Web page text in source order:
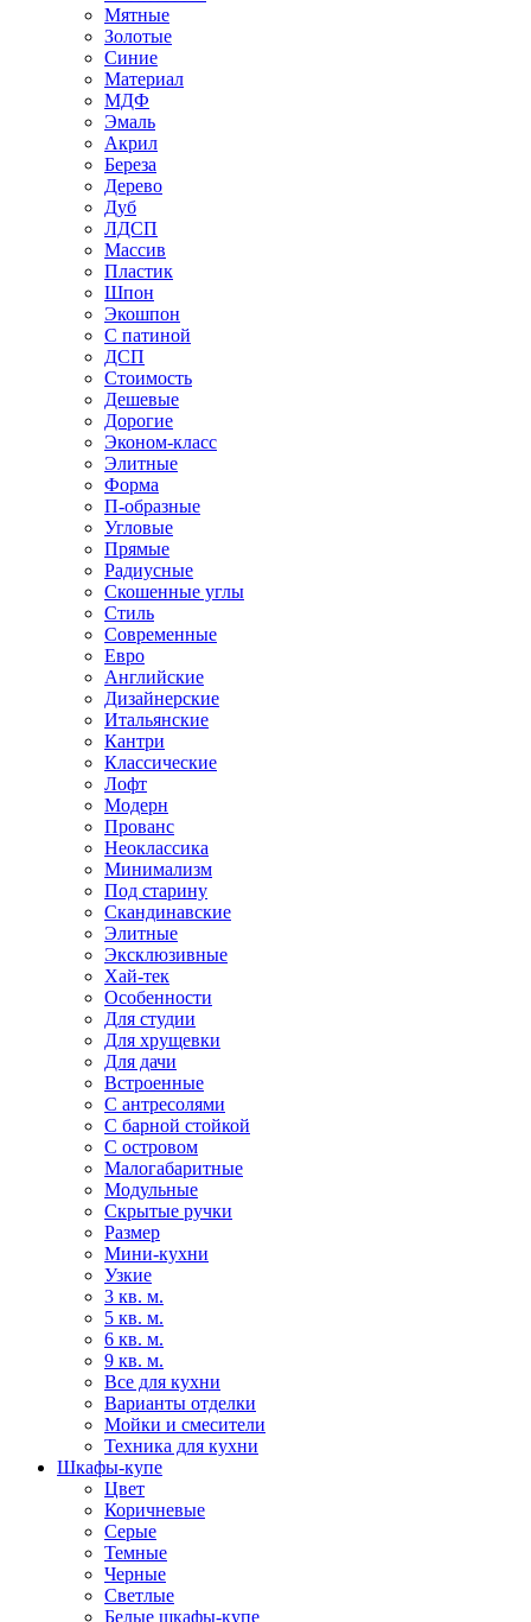
Мятные
Золотые
Синие
Материал
МДФ
Эмаль
Акрил
Береза
Дерево
Дуб
ЛДСП
Массив
Пластик
Шпон
Экошпон
С патиной
ДСП
Стоимость
Дешевые
Дорогие
Эконом-класс
Элитные
Форма
П-образные
Угловые
Прямые
Радиусные
Скошенные углы
Стиль
Современные
Евро
Английские
Дизайнерские
Итальянские
Кантри
Классические
Лофт
Модерн
Прованс
Неоклассика
Минимализм
Под старину
Скандинавские
Элитные
Эксклюзивные
Хай-тек
Особенности
Для студии
Для хрущевки
Для дачи
Встроенные
С антресолями
С барной стойкой
С островом
Малогабаритные
Модульные
Скрытые ручки
Размер
Мини-кухни
Узкие
3 кв. м.
5 кв. м.
6 кв. м.
9 кв. м.
Все для кухни
Варианты отделки
Мойки и смесители
Техника для кухни
Шкафы-купе
Цвет
Коричневые
Серые
Темные
Черные
Светлые
Белые шкафы-купе